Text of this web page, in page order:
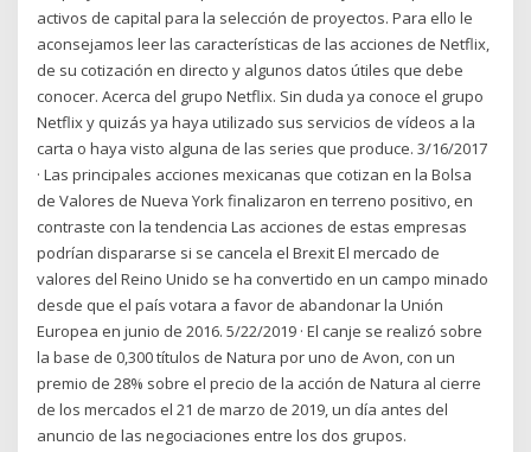
activos de capital para la selección de proyectos. Para ello le
aconsejamos leer las características de las acciones de Netflix,
de su cotización en directo y algunos datos útiles que debe
conocer. Acerca del grupo Netflix. Sin duda ya conoce el grupo
Netflix y quizás ya haya utilizado sus servicios de vídeos a la
carta o haya visto alguna de las series que produce. 3/16/2017
· Las principales acciones mexicanas que cotizan en la Bolsa
de Valores de Nueva York finalizaron en terreno positivo, en
contraste con la tendencia Las acciones de estas empresas
podrían dispararse si se cancela el Brexit El mercado de
valores del Reino Unido se ha convertido en un campo minado
desde que el país votara a favor de abandonar la Unión
Europea en junio de 2016. 5/22/2019 · El canje se realizó sobre
la base de 0,300 títulos de Natura por uno de Avon, con un
premio de 28% sobre el precio de la acción de Natura al cierre
de los mercados el 21 de marzo de 2019, un día antes del
anuncio de las negociaciones entre los dos grupos.